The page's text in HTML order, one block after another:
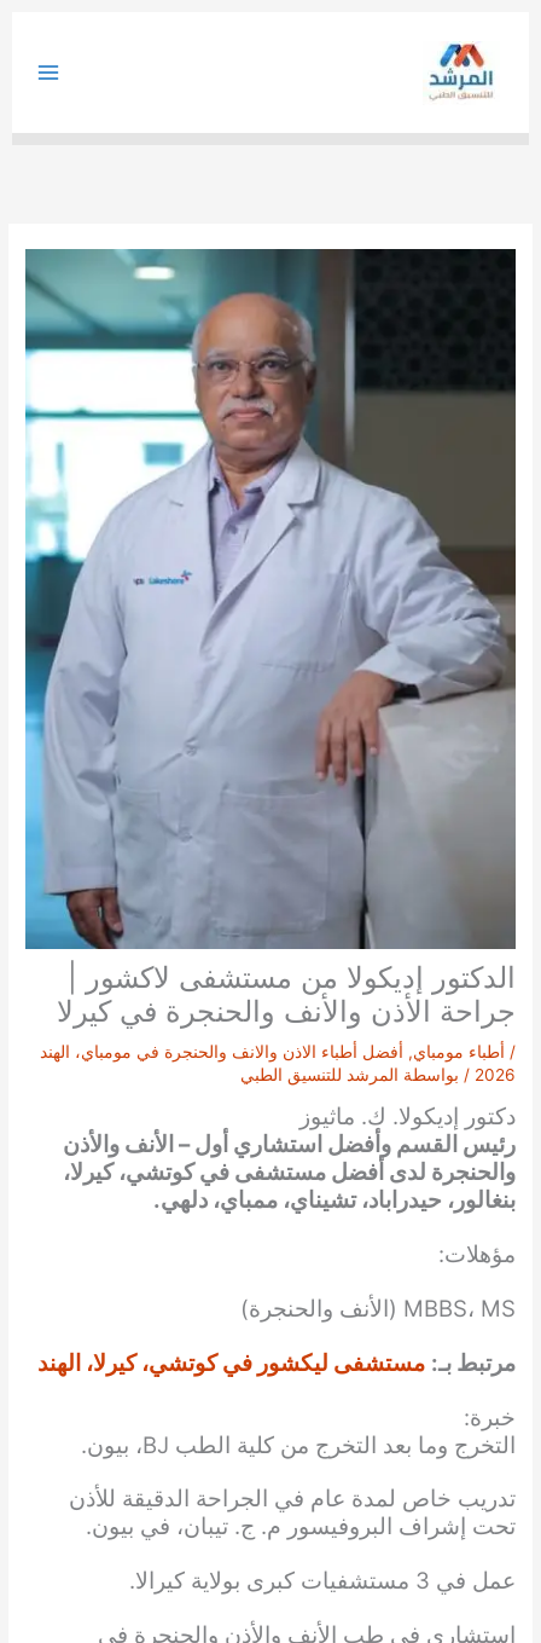
الدكتور إديكولا من مستشفى لاكشور |
جراحة الأذن والأنف والحنجرة في كيرلا
/ أطباء مومباي, أفضل أطباء الاذن والانف والحنجرة في مومباي، الهند
2026 / بواسطة المرشد للتنسيق الطبي
دكتور إديكولا. ك. ماثيوز
رئيس القسم وأفضل استشاري أول – الأنف والأذن
والحنجرة لدى أفضل مستشفى في كوتشي، كيرلا،
بنغالور، حيدراباد، تشيناي، ممباي، دلهي.
مؤهلات:
MBBS، MS (الأنف والحنجرة)
مرتبط بـ: مستشفى ليكشور في كوتشي، كيرلا، الهند
خبرة:
التخرج وما بعد التخرج من كلية الطب BJ، بيون.
تدريب خاص لمدة عام في الجراحة الدقيقة للأذن
تحت إشراف البروفيسور م. ج. تيبان، في بيون.
عمل في 3 مستشفيات كبرى بولاية كيرالا.
استشاري في طب الأنف والأذن والحنجرة في